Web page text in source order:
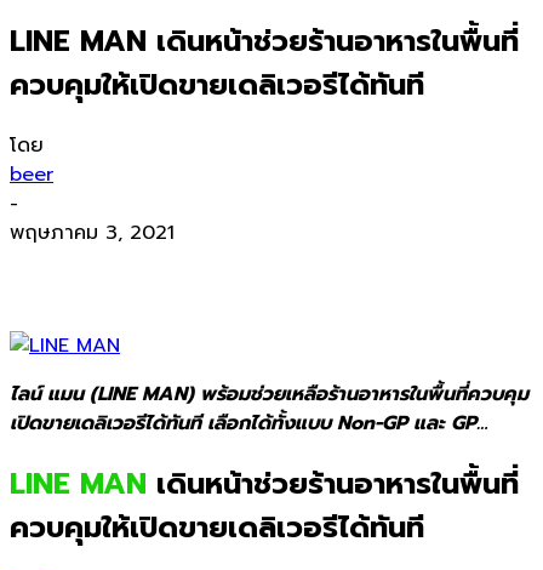
LINE MAN เดินหน้าช่วยร้านอาหารในพื้นที่
ควบคุมให้เปิดขายเดลิเวอรีได้ทันที
โดย
beer
-
พฤษภาคม 3, 2021
ไลน์ แมน (LINE MAN) พร้อมช่วยเหลือร้านอาหารในพื้นที่ควบคุม
เปิดขายเดลิเวอรีได้ทันที เลือกได้ทั้งแบบ Non-GP และ GP…
LINE MAN เดินหน้าช่วยร้านอาหารในพื้นที่
ควบคุมให้เปิดขายเดลิเวอรีได้ทันที